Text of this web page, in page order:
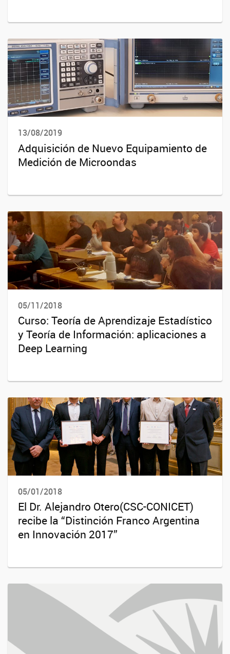
13/08/2019
Adquisición de Nuevo Equipamiento de
Medición de Microondas
05/11/2018
Curso: Teoría de Aprendizaje Estadístico
y Teoría de Información: aplicaciones a
Deep Learning
05/01/2018
El Dr. Alejandro Otero(CSC-CONICET)
recibe la “Distinción Franco Argentina
en Innovación 2017”